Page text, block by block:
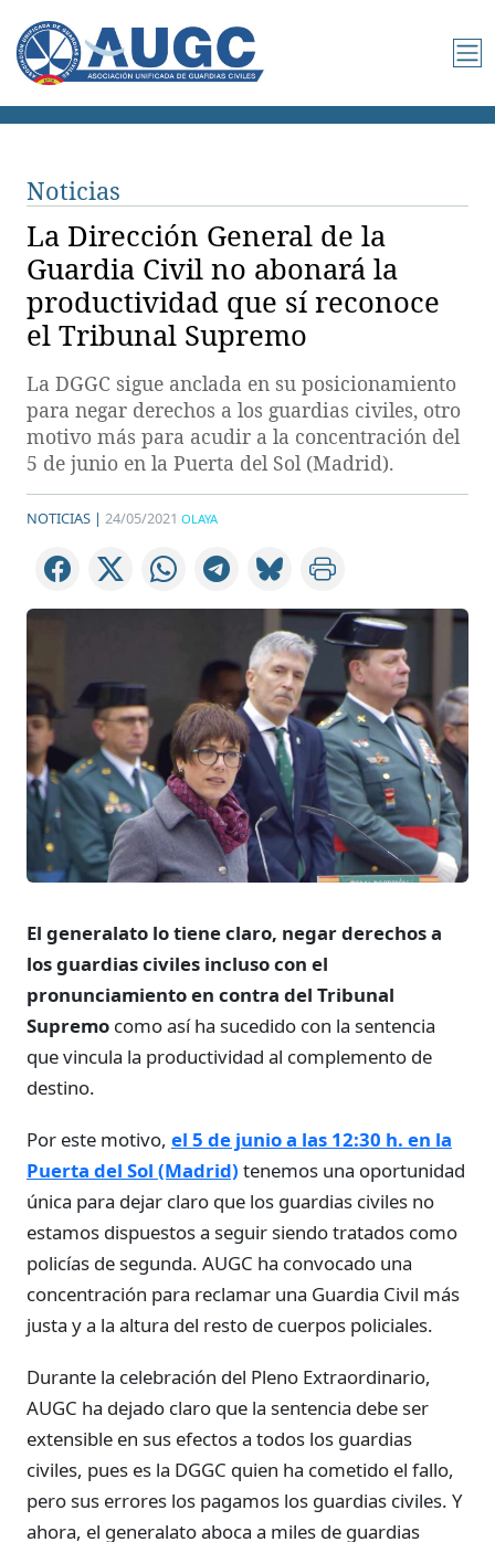
Noticias
La Dirección General de la
Guardia Civil no abonará la
productividad que sí reconoce
el Tribunal Supremo
La DGGC sigue anclada en su posicionamiento
para negar derechos a los guardias civiles, otro
motivo más para acudir a la concentración del
5 de junio en la Puerta del Sol (Madrid).
NOTICIAS | 24/05/2021 OLAYA
El generalato lo tiene claro, negar derechos a
los guardias civiles incluso con el
pronunciamiento en contra del Tribunal
Supremo como así ha sucedido con la sentencia
que vincula la productividad al complemento de
destino.
Por este motivo, el 5 de junio a las 12:30 h. en la
Puerta del Sol (Madrid) tenemos una oportunidad
única para dejar claro que los guardias civiles no
estamos dispuestos a seguir siendo tratados como
policías de segunda. AUGC ha convocado una
concentración para reclamar una Guardia Civil más
justa y a la altura del resto de cuerpos policiales.
Durante la celebración del Pleno Extraordinario,
AUGC ha dejado claro que la sentencia debe ser
extensible en sus efectos a todos los guardias
civiles, pues es la DGGC quien ha cometido el fallo,
pero sus errores los pagamos los guardias civiles. Y
ahora, el generalato aboca a miles de guardias